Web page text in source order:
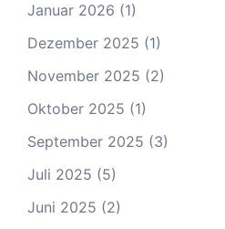
Januar 2026 (1)
Dezember 2025 (1)
November 2025 (2)
Oktober 2025 (1)
September 2025 (3)
Juli 2025 (5)
Juni 2025 (2)